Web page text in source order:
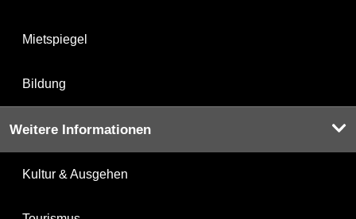
Mietspiegel
Bildung
Weitere Informationen
Kultur & Ausgehen